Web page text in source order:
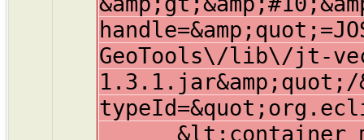
GeoTools\/lib\/jt-
1.3.1.jar&amp;quot;/
&lt;container